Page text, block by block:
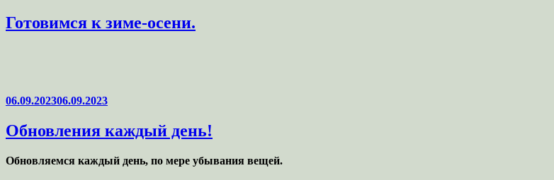
Готовимся к зиме-осени.
Опубликовано
06.09.202306.09.2023
Обновления каждый день!
Обновляемся каждый день, по мере убывания вещей.